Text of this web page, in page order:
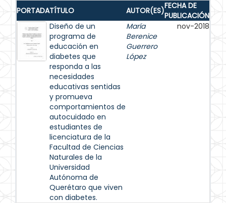
PORTADATÍTULO AUTOR(ES)FECHA DE
PUBLICACIÓN
Diseño de un
programa de
educación en
diabetes que
responda a las
necesidades
educativas sentidas
y promueva
comportamientos de
autocuidado en
estudiantes de
licenciatura de la
Facultad de Ciencias
Naturales de la
Universidad
Autónoma de
Querétaro que viven
con diabetes.
María
Berenice
Guerrero
López
nov-2018